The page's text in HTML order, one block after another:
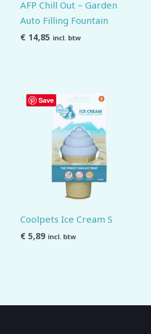
AFP Chill Out – Garden
Auto Filling Fountain
€ 14,85 incl. btw
Save
Coolpets Ice Cream S
€ 5,89 incl. btw